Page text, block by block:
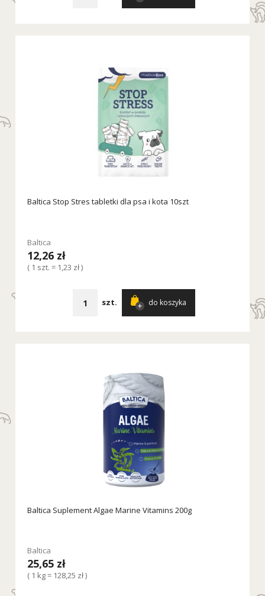
Baltica Stop Stres tabletki dla psa i kota 10szt
Baltica
12,26 zł
( 1 szt. = 1,23 zł )
szt. do koszyka
Baltica Suplement Algae Marine Vitamins 200g
Baltica
25,65 zł
( 1 kg = 128,25 zł )